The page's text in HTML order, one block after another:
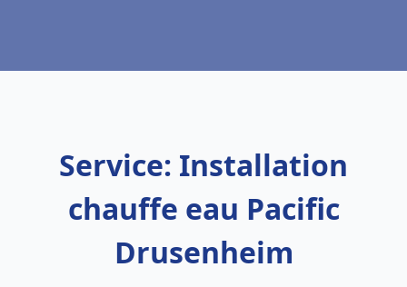
Service: Installation
chauffe eau Pacific
Drusenheim